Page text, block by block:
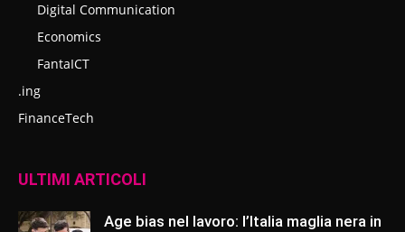
Digital Communication
Economics
FantaICT
.ing
FinanceTech
ULTIMI ARTICOLI
Age bias nel lavoro: l’Italia maglia nera in